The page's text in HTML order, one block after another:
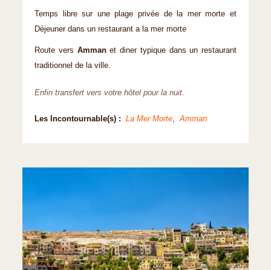
Temps libre sur une plage privée de la mer morte et
Déjeuner dans un restaurant a la mer morte
Route vers Ammanet diner typique dans un restaurant
traditionnel de la ville.
Enfin transfert vers votre hôtel pour la nuit.
Les Incontournable(s) : La Mer Morte,Amman